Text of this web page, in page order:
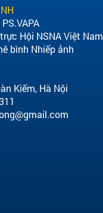
Hội NSNA Việt Nam
bình Nhiếp ảnh
Kiếm, Hà Nội